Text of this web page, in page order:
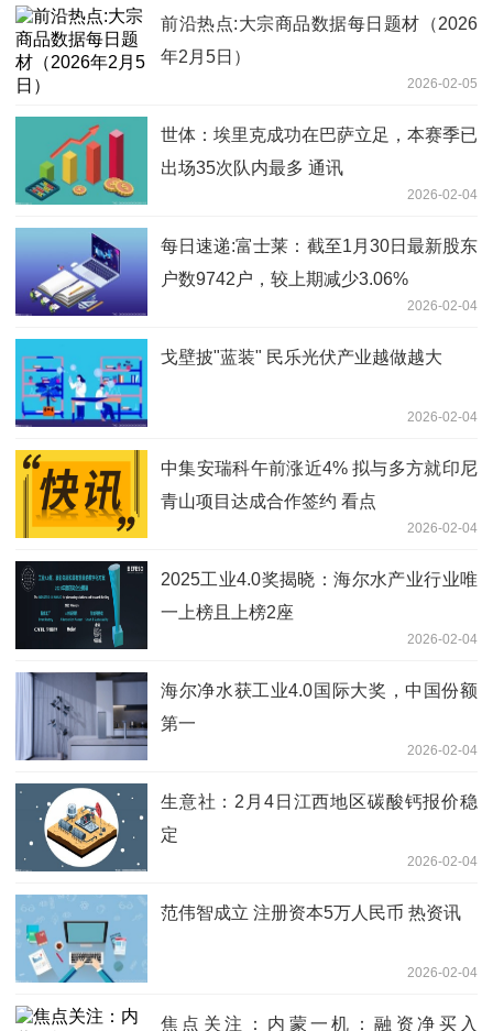
前沿热点:大宗商品数据每日题材（2026
年2月5日）​
2026-02-05
世体：埃里克成功在巴萨立足，本赛季已
出场35次队内最多 通讯
2026-02-04
每日速递:富士莱：截至1月30日最新股东
户数9742户，较上期减少3.06%
2026-02-04
戈壁披"蓝装" 民乐光伏产业越做越大
2026-02-04
中集安瑞科午前涨近4% 拟与多方就印尼
青山项目达成合作签约 看点
2026-02-04
2025工业4.0奖揭晓：海尔水产业行业唯
一上榜且上榜2座
2026-02-04
海尔净水获工业4.0国际大奖，中国份额
第一
2026-02-04
生意社：2月4日江西地区碳酸钙报价稳
定
2026-02-04
范伟智成立 注册资本5万人民币 热资讯
2026-02-04
焦点关注：内蒙一机：融资净买入